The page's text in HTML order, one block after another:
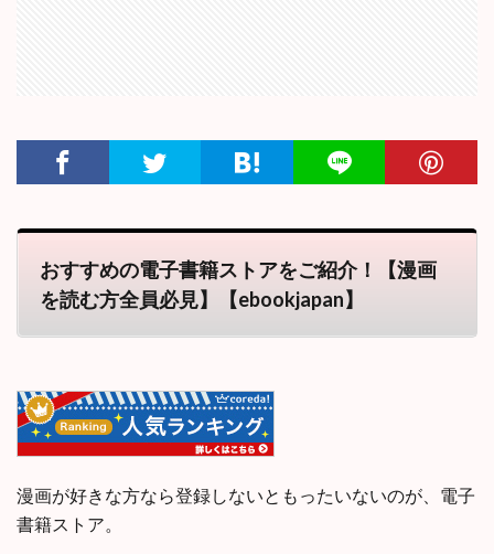
おすすめの電子書籍ストアをご紹介！【漫画
を読む方全員必見】【ebookjapan】
漫画が好きな方なら登録しないともったいないのが、電子
書籍ストア。